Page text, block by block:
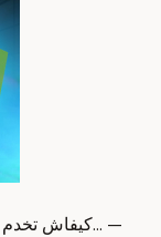
كيفاش تخدم